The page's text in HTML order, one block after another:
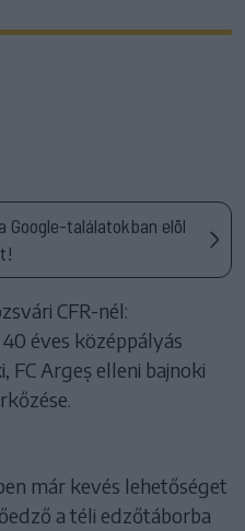
Google-találatokban elöl
CFR-nél:
éves középpályás
FC Argeș elleni bajnoki
már kevés lehetőséget
a téli edzőtáborba